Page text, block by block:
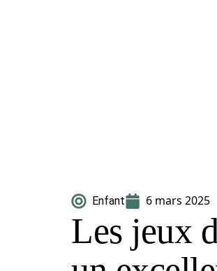
Enfant 6 mars 2025
Les jeux